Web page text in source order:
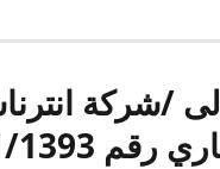
/شركة
2001/1393رقم الي 17439546